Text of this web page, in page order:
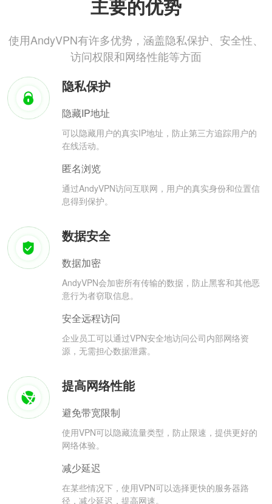
主要的优势
使用AndyVPN有许多优势，涵盖隐私保护、安全性、
访问权限和网络性能等方面
隐私保护
隐藏IP地址
可以隐藏用户的真实IP地址，防止第三方追踪用户的
在线活动。
匿名浏览
通过AndyVPN访问互联网，用户的真实身份和位置信
息得到保护。
数据安全
数据加密
AndyVPN会加密所有传输的数据，防止黑客和其他恶
意行为者窃取信息。
安全远程访问
企业员工可以通过VPN安全地访问公司内部网络资
源，无需担心数据泄露。
提高网络性能
避免带宽限制
使用VPN可以隐藏流量类型，防止限速，提供更好的
网络体验。
减少延迟
在某些情况下，使用VPN可以选择更快的服务器路
径，减少延迟，提高网速。